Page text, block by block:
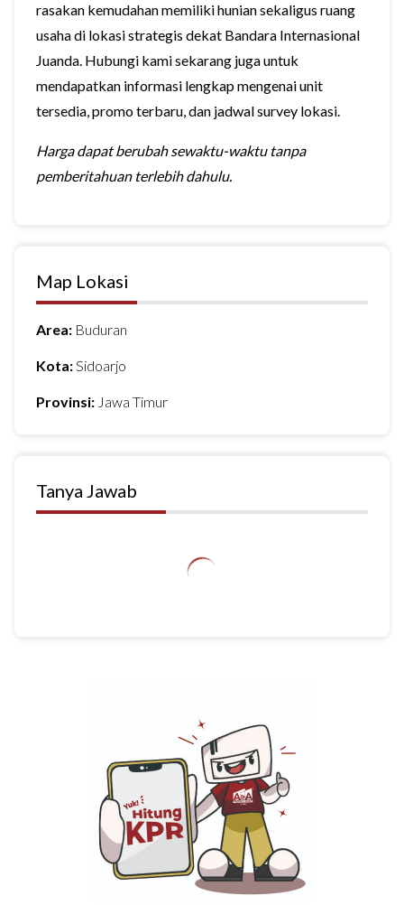
rasakan kemudahan memiliki hunian sekaligus ruang
usaha di lokasi strategis dekat Bandara Internasional
Juanda. Hubungi kami sekarang juga untuk
mendapatkan informasi lengkap mengenai unit
tersedia, promo terbaru, dan jadwal survey lokasi.
Harga dapat berubah sewaktu-waktu tanpa
pemberitahuan terlebih dahulu.
Map Lokasi
Area: Buduran
Kota:Sidoarjo
Provinsi: Jawa Timur
Tanya Jawab